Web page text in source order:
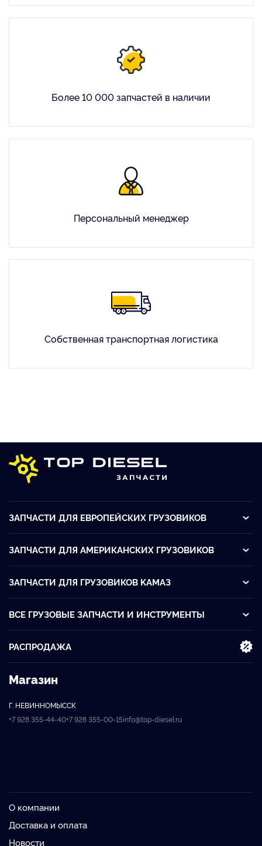
Более 10 000 запчастей в наличии
Персональный менеджер
Собственная транспортная логистика
ЗАПЧАСТИ ДЛЯ ЕВРОПЕЙСКИХ ГРУЗОВИКОВ
ЗАПЧАСТИ ДЛЯ АМЕРИКАНСКИХ ГРУЗОВИКОВ
ЗАПЧАСТИ ДЛЯ ГРУЗОВИКОВ KАМАЗ
ВСЕ ГРУЗОВЫЕ ЗАПЧАСТИ И ИНСТРУМЕНТЫ
РАСПРОДАЖА
Магазин
Г. НЕВИННОМЫССК
+7 928 355-44-40+7 928 355-00-15info@top-diesel.ru
О компании
Доставка и оплата
Новости